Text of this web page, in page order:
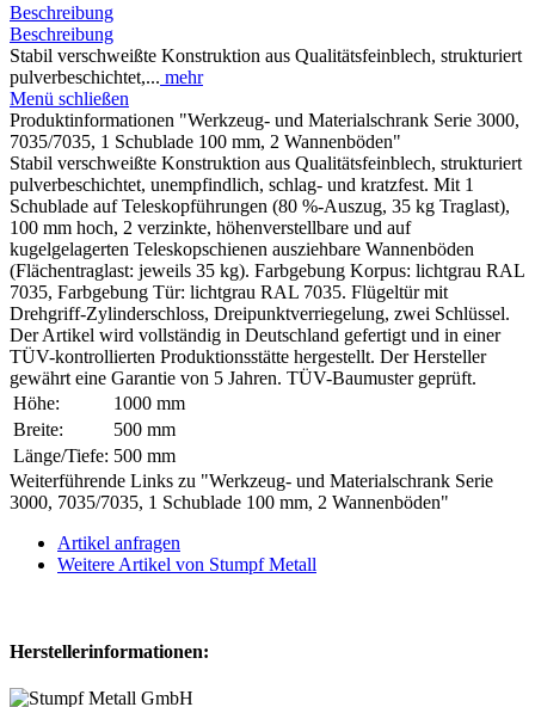
Beschreibung
Beschreibung
Stabil verschweißte Konstruktion aus Qualitätsfeinblech, strukturiert
pulverbeschichtet,... mehr
Menü schließen
Produktinformationen "Werkzeug- und Materialschrank Serie 3000,
7035/7035, 1 Schublade 100 mm, 2 Wannenböden"
Stabil verschweißte Konstruktion aus Qualitätsfeinblech, strukturiert
pulverbeschichtet, unempfindlich, schlag- und kratzfest. Mit 1
Schublade auf Teleskopführungen (80 %-Auszug, 35 kg Traglast),
100 mm hoch, 2 verzinkte, höhenverstellbare und auf
kugelgelagerten Teleskopschienen ausziehbare Wannenböden
(Flächentraglast: jeweils 35 kg). Farbgebung Korpus: lichtgrau RAL
7035, Farbgebung Tür: lichtgrau RAL 7035. Flügeltür mit
Drehgriff-Zylinderschloss, Dreipunktverriegelung, zwei Schlüssel.
Der Artikel wird vollständig in Deutschland gefertigt und in einer
TÜV-kontrollierten Produktionsstätte hergestellt. Der Hersteller
gewährt eine Garantie von 5 Jahren. TÜV-Baumuster geprüft.
Höhe:
1000 mm
Breite:
500 mm
Länge/Tiefe: 500 mm
Weiterführende Links zu "Werkzeug- und Materialschrank Serie
3000, 7035/7035, 1 Schublade 100 mm, 2 Wannenböden"
Artikel anfragen
Weitere Artikel von Stumpf Metall
Herstellerinformationen: